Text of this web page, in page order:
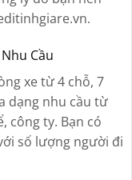
Cầu
xe từ 4 chỗ, 7
dạng nhu cầu từ
công ty. Bạn có
số lượng người đi